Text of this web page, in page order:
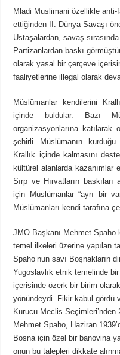
Mladi Muslimani özellikle
ettiğinden II. Dünya Savaşı
Ustaşalardan, savaş
Partizanlardan baskı
olarak yasal bir çerçeve
faaliyetlerine illegal olarak
Müslümanlar kendilerini
içinde buldular. Bazı
organizasyonlarına katılarak
şehirli Müslümanın
Krallık içinde kalmasını
kültürel alanlarda kazanımlar
Sırp ve Hırvatların
için Müslümanlar “ayrı bir
Müslümanları kendi tarafına
JMO Başkanı Mehmet Spaho
temel ilkeleri üzerine yapılan
Spaho’nun savı Boşnakların
Yugoslavlık etnik temelinde
içerisinde özerk bir birim
yönündeydi. Fikir kabul gördü
Kurucu Meclis Seçimleri’nden
Mehmet Spaho, Haziran
Bosna için özel bir banovina
onun bu talepleri dikkate